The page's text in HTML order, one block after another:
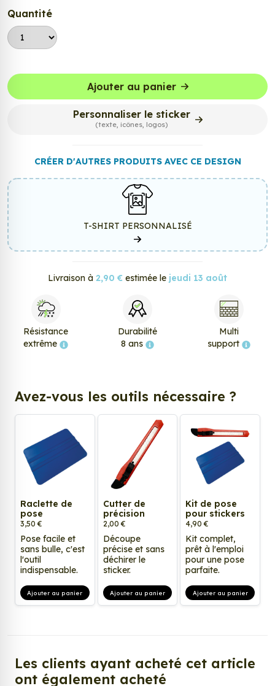
Quantité
Ajouter au panier
Personnaliser le sticker
(texte, icônes, logos)
CRÉER D'AUTRES PRODUITS AVEC CE DESIGN
T-SHIRT PERSONNALISÉ
Livraison à 2,90 € estimée le jeudi 13 août
Résistance
extrême
Durabilité
8 ans
Multi
support
Avez-vous les outils nécessaire ?
Raclette de
pose
3,50 €
Pose facile et
sans bulle, c'est
l'outil
indispensable.
Ajouter au panier
Cutter de
précision
2,00 €
Découpe
précise et sans
déchirer le
sticker.
Ajouter au panier
Kit de pose
pour stickers
4,90 €
Kit complet,
prêt à l'emploi
pour une pose
parfaite.
Ajouter au panier
Les clients ayant acheté cet article
ont également acheté